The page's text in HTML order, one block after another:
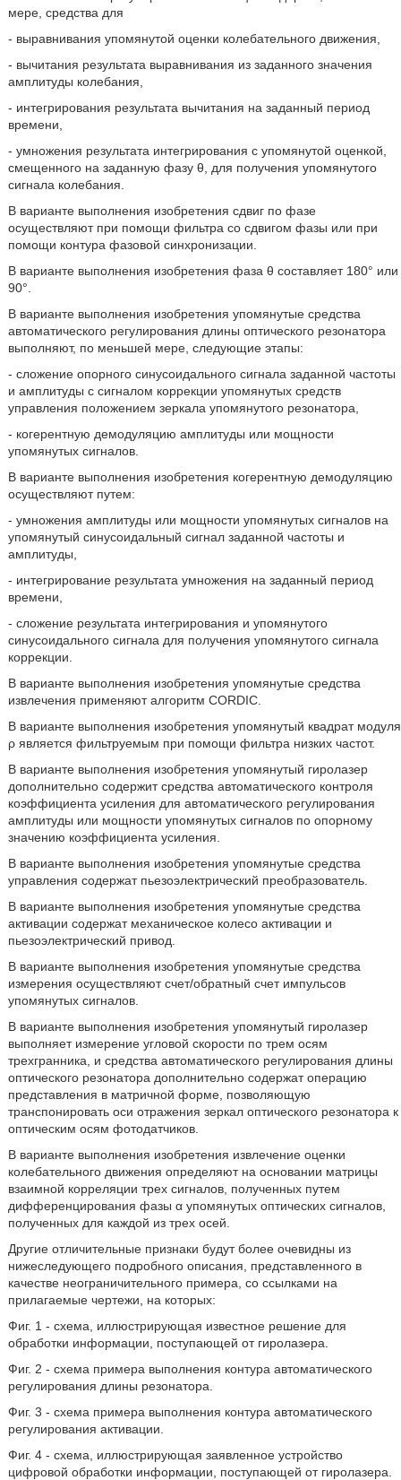
мере, средства для
- выравнивания упомянутой оценки колебательного движения,
- вычитания результата выравнивания из заданного значения
амплитуды колебания,
- интегрирования результата вычитания на заданный период
времени,
- умножения результата интегрирования с упомянутой оценкой,
смещенного на заданную фазу θ, для получения упомянутого
сигнала колебания.
В варианте выполнения изобретения сдвиг по фазе
осуществляют при помощи фильтра со сдвигом фазы или при
помощи контура фазовой синхронизации.
В варианте выполнения изобретения фаза θ составляет 180° или
90°.
В варианте выполнения изобретения упомянутые средства
автоматического регулирования длины оптического резонатора
выполняют, по меньшей мере, следующие этапы:
- сложение опорного синусоидального сигнала заданной частоты
и амплитуды с сигналом коррекции упомянутых средств
управления положением зеркала упомянутого резонатора,
- когерентную демодуляцию амплитуды или мощности
упомянутых сигналов.
В варианте выполнения изобретения когерентную демодуляцию
осуществляют путем:
- умножения амплитуды или мощности упомянутых сигналов на
упомянутый синусоидальный сигнал заданной частоты и
амплитуды,
- интегрирование результата умножения на заданный период
времени,
- сложение результата интегрирования и упомянутого
синусоидального сигнала для получения упомянутого сигнала
коррекции.
В варианте выполнения изобретения упомянутые средства
извлечения применяют алгоритм CORDIC.
В варианте выполнения изобретения упомянутый квадрат модуля
ρ является фильтруемым при помощи фильтра низких частот.
В варианте выполнения изобретения упомянутый гиролазер
дополнительно содержит средства автоматического контроля
коэффициента усиления для автоматического регулирования
амплитуды или мощности упомянутых сигналов по опорному
значению коэффициента усиления.
В варианте выполнения изобретения упомянутые средства
управления содержат пьезоэлектрический преобразователь.
В варианте выполнения изобретения упомянутые средства
активации содержат механическое колесо активации и
пьезоэлектрический привод.
В варианте выполнения изобретения упомянутые средства
измерения осуществляют счет/обратный счет импульсов
упомянутых сигналов.
В варианте выполнения изобретения упомянутый гиролазер
выполняет измерение угловой скорости по трем осям
трехгранника, и средства автоматического регулирования длины
оптического резонатора дополнительно содержат операцию
представления в матричной форме, позволяющую
транспонировать оси отражения зеркал оптического резонатора к
оптическим осям фотодатчиков.
В варианте выполнения изобретения извлечение оценки
колебательного движения определяют на основании матрицы
взаимной корреляции трех сигналов, полученных путем
дифференцирования фазы α упомянутых оптических сигналов,
полученных для каждой из трех осей.
Другие отличительные признаки будут более очевидны из
нижеследующего подробного описания, представленного в
качестве неограничительного примера, со ссылками на
прилагаемые чертежи, на которых:
Фиг. 1 - схема, иллюстрирующая известное решение для
обработки информации, поступающей от гиролазера.
Фиг. 2 - схема примера выполнения контура автоматического
регулирования длины резонатора.
Фиг. 3 - схема примера выполнения контура автоматического
регулирования активации.
Фиг. 4 - схема, иллюстрирующая заявленное устройство
цифровой обработки информации, поступающей от гиролазера.